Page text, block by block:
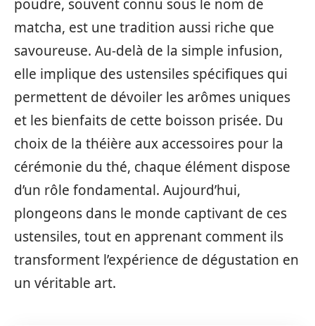
poudre, souvent connu sous le nom de
matcha, est une tradition aussi riche que
savoureuse. Au-delà de la simple infusion,
elle implique des ustensiles spécifiques qui
permettent de dévoiler les arômes uniques
et les bienfaits de cette boisson prisée. Du
choix de la théière aux accessoires pour la
cérémonie du thé, chaque élément dispose
d’un rôle fondamental. Aujourd’hui,
plongeons dans le monde captivant de ces
ustensiles, tout en apprenant comment ils
transforment l’expérience de dégustation en
un véritable art.